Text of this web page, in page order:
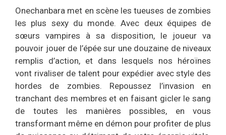
Onechanbara met en scène les tueuses de zombies
les plus sexy du monde. Avec deux équipes de
sœurs vampires à sa disposition, le joueur va
pouvoir jouer de l’épée sur une douzaine de niveaux
remplis d’action, et dans lesquels nos héroïnes
vont rivaliser de talent pour expédier avec style des
hordes de zombies. Repoussez l’invasion en
tranchant des membres et en faisant gicler le sang
de toutes les manières possibles, en vous
transformant même en démon pour profiter de plus